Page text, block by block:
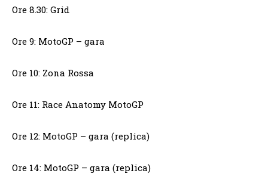
Ore 8.30: Grid
Ore 9: MotoGP – gara
Ore 10: Zona Rossa
Ore 11: Race Anatomy MotoGP
Ore 12: MotoGP – gara (replica)
Ore 14: MotoGP – gara (replica)